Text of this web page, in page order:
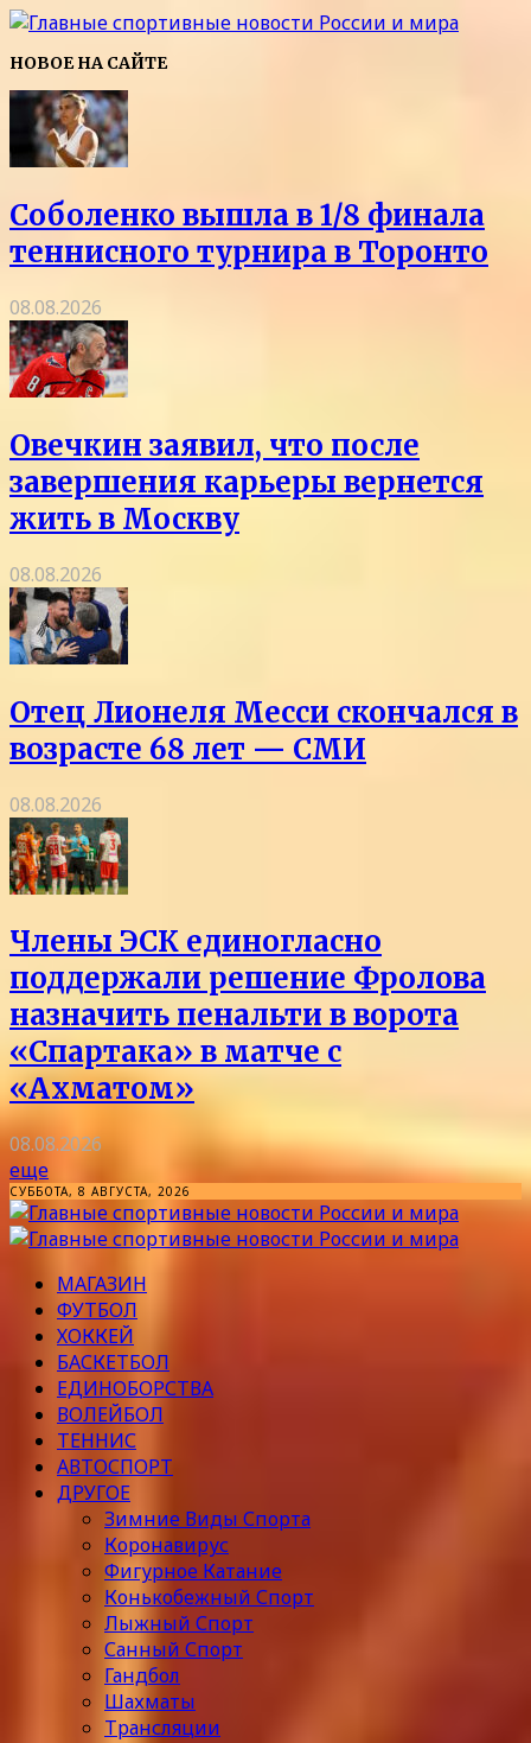
НОВОЕ НА САЙТЕ
Соболенко вышла в 1/8 финала
теннисного турнира в Торонто
08.08.2026
Овечкин заявил, что после
завершения карьеры вернется
жить в Москву
08.08.2026
Отец Лионеля Месси скончался в
возрасте 68 лет — СМИ
08.08.2026
Члены ЭСК единогласно
поддержали решение Фролова
назначить пенальти в ворота
«Спартака» в матче с
«Ахматом»
08.08.2026
еще
СУББОТА, 8 АВГУСТА, 2026
МАГАЗИН
ФУТБОЛ
ХОККЕЙ
БАСКЕТБОЛ
ЕДИНОБОРСТВА
ВОЛЕЙБОЛ
ТЕННИС
АВТОСПОРТ
ДРУГОЕ
Зимние Виды Спорта
Коронавирус
Фигурное Катание
Конькобежный Спорт
Лыжный Спорт
Санный Спорт
Гандбол
Шахматы
Трансляции